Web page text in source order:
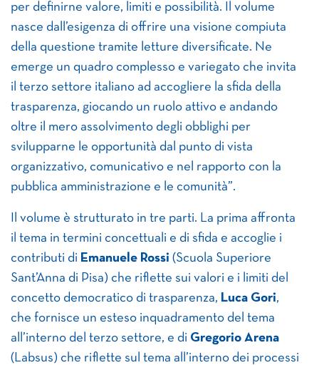
per definirne valore, limiti e possibilità. Il volume
nasce dall’esigenza di offrire una visione compiuta
della questione tramite letture diversificate. Ne
emerge un quadro complesso e variegato che invita
il terzo settore italiano ad accogliere la sfida della
trasparenza, giocando un ruolo attivo e andando
oltre il mero assolvimento degli obblighi per
svilupparne le opportunità dal punto di vista
organizzativo, comunicativo e nel rapporto con la
pubblica amministrazione e le comunità”.
Il volume è strutturato in tre parti. La prima affronta
il tema in termini concettuali e di sfida e accoglie i
contributi di Emanuele Rossi (Scuola Superiore
Sant’Anna di Pisa) che riflette sui valori e i limiti del
concetto democratico di trasparenza, Luca Gori,
che fornisce un esteso inquadramento del tema
all’interno del terzo settore, e di Gregorio Arena
(Labsus) che riflette sul tema all’interno dei processi